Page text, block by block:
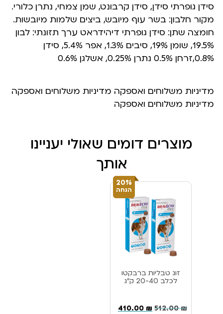
סידן גופרתי סידן, סידן קרבונט, שמן צמחי, נתרן כלורי.
מקור חלבון: בשר עוף מיובש, ביצים שלמות מיובשות.
חומצה שתן: סידן גופרתי דיהידראט ערך תזונתי: לבון
19.5%, שומן 19%, סיבים 1.3%, אפר 5.4%, סידן
0.8%,זרחן 0.5% נתרן 0.25%, אשלגן 0.6%
מדיניות משלוחים ואספקה מדיניות משלוחים ואספקה
מדיניות משלוחים ואספקה
מוצרים דומים שאולי יעניינו
אותך
20%
הנחה
זוג טבליות ברבקטו
לכלב 20-40 ק”ג
512.00₪
410.00 ₪